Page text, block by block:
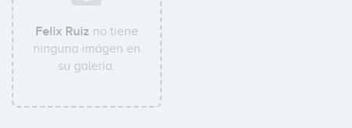
Felix Ruiz no tiene
ninguna imágen en
su galería.